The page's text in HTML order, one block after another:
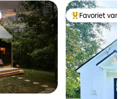
Topfavoriet van
Favoriet van